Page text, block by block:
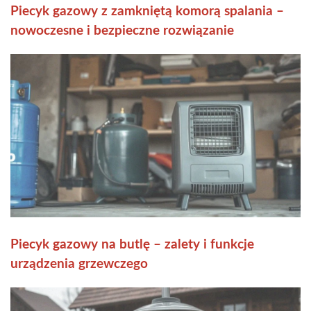
Piecyk gazowy z zamkniętą komorą spalania –
nowoczesne i bezpieczne rozwiązanie
Piecyk gazowy na butlę – zalety i funkcje
urządzenia grzewczego